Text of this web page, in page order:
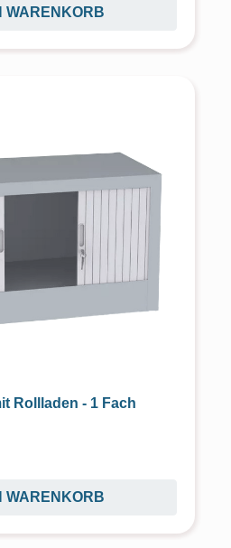
WARENKORB
Rollladen - 1 Fach
WARENKORB